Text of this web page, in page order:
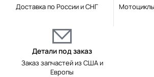
Доставка по России и СНГ
Детали под заказ
Заказ запчастей из США и
Европы